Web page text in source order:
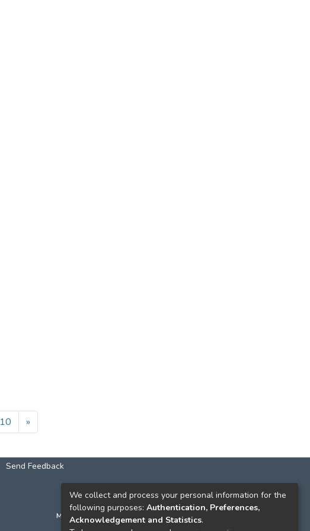
10 »
Send Feedback
КОНТАКТИ
м. Київ, вул. Григорія Сковороди, 2
We collect and process your personal information for the
following purposes: Authentication, Preferences,
Acknowledgement and Statistics.